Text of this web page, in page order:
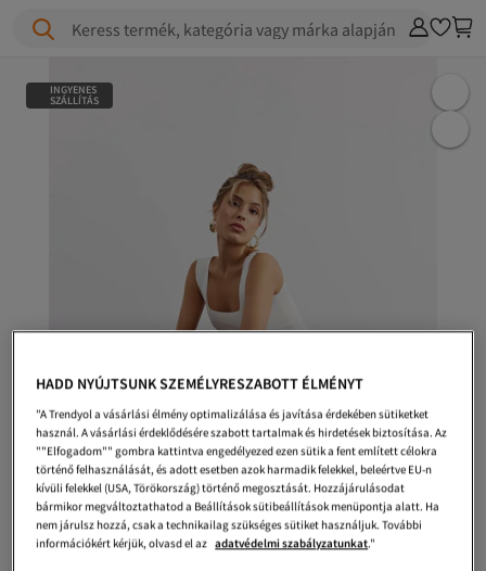
Keress termék, kategória vagy márka alapján
INGYENES
SZÁLLÍTÁS
HADD NYÚJTSUNK SZEMÉLYRESZABOTT ÉLMÉNYT
"A Trendyol a vásárlási élmény optimalizálása és javítása érdekében sütiketket
használ. A vásárlási érdeklődésére szabott tartalmak és hirdetések biztosítása. Az
""Elfogadom"" gombra kattintva engedélyezed ezen sütik a fent említett célokra
történő felhasználását, és adott esetben azok harmadik felekkel, beleértve EU-n
kívüli felekkel (USA, Törökország) történő megosztását. Hozzájárulásodat
bármikor megváltoztathatod a Beállítások sütibeállítások menüpontja alatt. Ha
nem járulsz hozzá, csak a technikailag szükséges sütiket használjuk. További
információkért kérjük, olvasd el az adatvédelmi szabályzatunkat."